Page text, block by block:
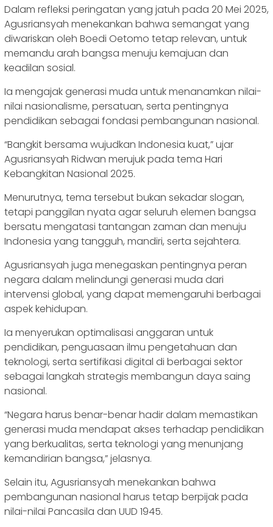
Dalam refleksi peringatan yang jatuh pada 20 Mei 2025,
Agusriansyah menekankan bahwa semangat yang
diwariskan oleh Boedi Oetomo tetap relevan, untuk
memandu arah bangsa menuju kemajuan dan
keadilan sosial.
Ia mengajak generasi muda untuk menanamkan nilai-
nilai nasionalisme, persatuan, serta pentingnya
pendidikan sebagai fondasi pembangunan nasional.
“Bangkit bersama wujudkan Indonesia kuat,” ujar
Agusriansyah Ridwan merujuk pada tema Hari
Kebangkitan Nasional 2025.
Menurutnya, tema tersebut bukan sekadar slogan,
tetapi panggilan nyata agar seluruh elemen bangsa
bersatu mengatasi tantangan zaman dan menuju
Indonesia yang tangguh, mandiri, serta sejahtera.
Agusriansyah juga menegaskan pentingnya peran
negara dalam melindungi generasi muda dari
intervensi global, yang dapat memengaruhi berbagai
aspek kehidupan.
Ia menyerukan optimalisasi anggaran untuk
pendidikan, penguasaan ilmu pengetahuan dan
teknologi, serta sertifikasi digital di berbagai sektor
sebagai langkah strategis membangun daya saing
nasional.
“Negara harus benar-benar hadir dalam memastikan
generasi muda mendapat akses terhadap pendidikan
yang berkualitas, serta teknologi yang menunjang
kemandirian bangsa,” jelasnya.
Selain itu, Agusriansyah menekankan bahwa
pembangunan nasional harus tetap berpijak pada
nilai-nilai Pancasila dan UUD 1945.